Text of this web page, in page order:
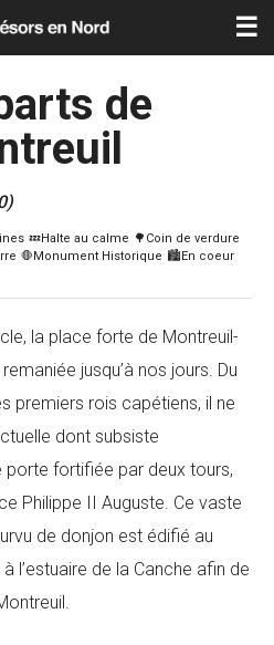
☰
de
la place forte de Montreuil-
jusqu’à nos jours. Du
premiers rois capétiens, il ne
dont subsiste
porte fortifiée par deux tours,
Philippe II Auguste. Ce vaste
de donjon est édifié au
l’estuaire de la Canche afin de